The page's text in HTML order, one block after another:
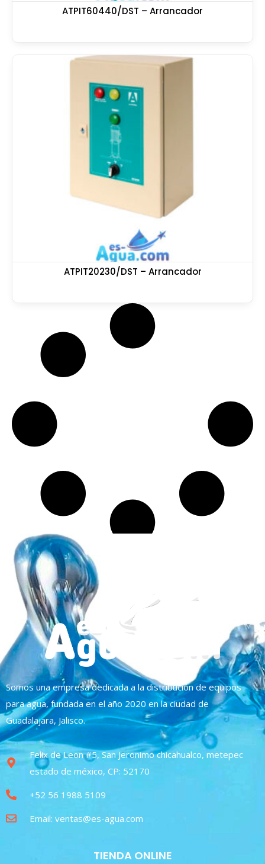
ATPIT60440/DST – Arrancador
ATPIT20230/DST – Arrancador
Somos una empresa dedicada a la distribución de equipos
para agua, fundada en el año 2020 en la ciudad de
Guadalajara, Jalisco.
Felix de Leon #5, San Jeronimo chicahualco, metepec
estado de méxico, CP: 52170
+52 56 1988 5109
Email: ventas@es-agua.com
TIENDA ONLINE